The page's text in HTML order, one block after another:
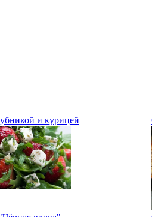
и курицей